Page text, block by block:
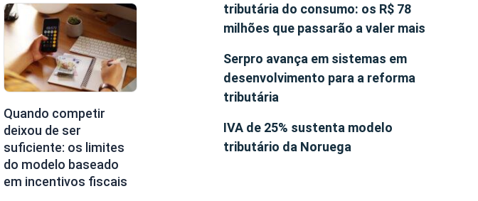
Quando competir
deixou de ser
suficiente: os limites
do modelo baseado
em incentivos fiscais
tributária do consumo: os R$ 78
milhões que passarão a valer mais
Serpro avança em sistemas em
desenvolvimento para a reforma
tributária
IVA de 25% sustenta modelo
tributário da Noruega